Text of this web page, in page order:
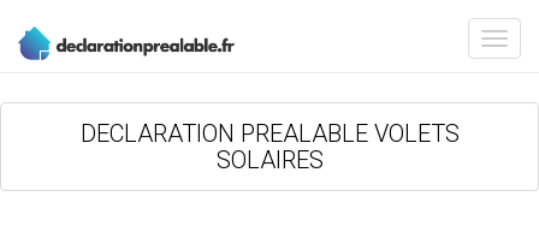
DECLARATION PREALABLE VOLETS
SOLAIRES